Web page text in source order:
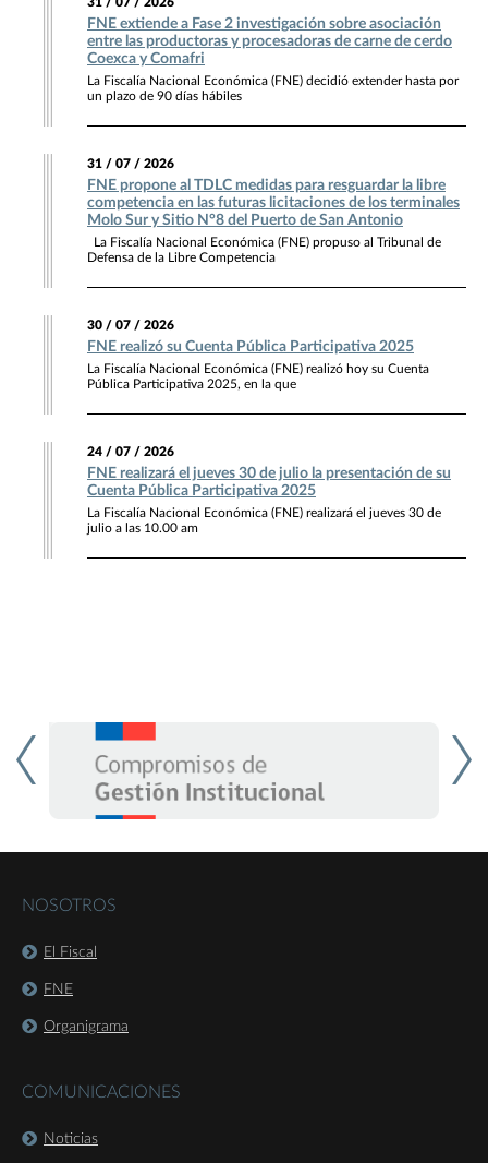
FNE extiende a Fase 2 investigación sobre asociación
entre las productoras y procesadoras de carne de cerdo
Coexca y Comafri
La Fiscalía Nacional Económica (FNE) decidió extender hasta por
un plazo de 90 días hábiles
31 / 07 / 2026
FNE propone al TDLC medidas para resguardar la libre
competencia en las futuras licitaciones de los terminales
Molo Sur y Sitio N°8 del Puerto de San Antonio
La Fiscalía Nacional Económica (FNE) propuso al Tribunal de
Defensa de la Libre Competencia
30 / 07 / 2026
FNE realizó su Cuenta Pública Participativa 2025
La Fiscalía Nacional Económica (FNE) realizó hoy su Cuenta
Pública Participativa 2025, en la que
24 / 07 / 2026
FNE realizará el jueves 30 de julio la presentación de su
Cuenta Pública Participativa 2025
La Fiscalía Nacional Económica (FNE) realizará el jueves 30 de
julio a las 10.00 am
NOSOTROS
El Fiscal
FNE
Organigrama
COMUNICACIONES
Noticias